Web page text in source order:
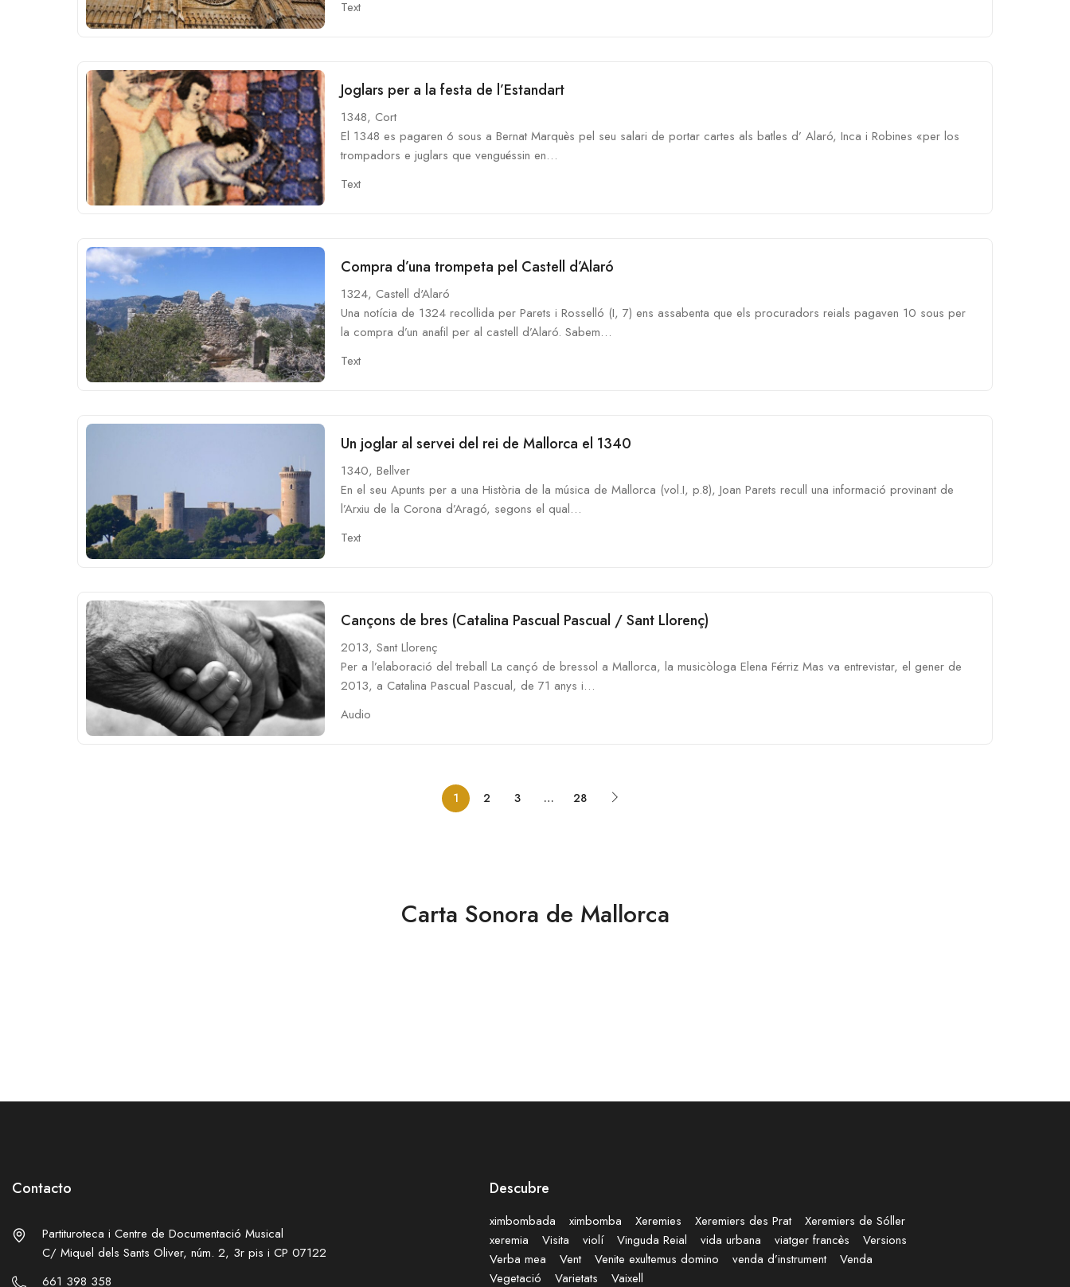
Text
Joglars per a la festa de l’Estandart
1348, Cort
El 1348 es pagaren 6 sous a Bernat Marquès pel seu salari de portar cartes als batles d’ Alaró, Inca i Robines «per los
trompadors e juglars que venguéssin en…
Text
Compra d’una trompeta pel Castell d’Alaró
1324, Castell d'Alaró
Una notícia de 1324 recollida per Parets i Rosselló (I, 7) ens assabenta que els procuradors reials pagaven 10 sous per
la compra d’un anafil per al castell d’Alaró. Sabem…
Text
Un joglar al servei del rei de Mallorca el 1340
1340, Bellver
En el seu Apunts per a una Història de la música de Mallorca (vol.I, p.8), Joan Parets recull una informació provinant de
l’Arxiu de la Corona d’Aragó, segons el qual…
Text
Cançons de bres (Catalina Pascual Pascual / Sant Llorenç)
2013, Sant Llorenç
Per a l’elaboració del treball La cançó de bressol a Mallorca, la musicòloga Elena Férriz Mas va entrevistar, el gener de
2013, a Catalina Pascual Pascual, de 71 anys i…
Audio
1 2 3 … 28
Carta Sonora de Mallorca
Contacto
Partituroteca i Centre de Documentació Musical
C/ Miquel dels Sants Oliver, núm. 2, 3r pis i CP 07122
661 398 358
Descubre
ximbombada ximbomba Xeremies Xeremiers des Prat
Xeremiers de Sóller
xeremia
Visita violí Vinguda Reial vida urbana viatger francès
Versions
Verba mea
Vent Venite exultemus domino venda d’instrument
Venda
Vegetació
Varietats Vaixell